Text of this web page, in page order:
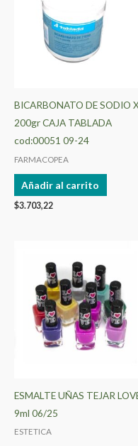
BICARBONATO DE SODIO
200gr CAJA TABLADA
cod:00051 09-24
FARMACOPEA
Añadir al carrito
$3.703,22
ESMALTE UÑAS TEJAR
9ml 06/25
ESTETICA